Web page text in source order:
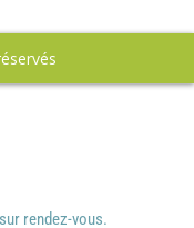
rendez-vous.